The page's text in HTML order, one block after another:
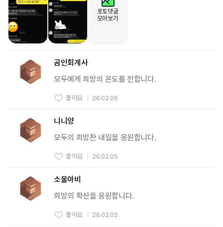
포토댓글
모아보기
곰인회계사
모두에게 희망의 온도를 전합니다.
좋아요 26.02.06
니니양
모두의 희망찬 내일을 응원합니다.
좋아요 26.02.05
소울아비
희망의 확산을 응원합니다.
좋아요 26.02.05